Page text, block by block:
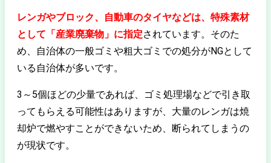
レンガやブロック、自動車のタイヤなどは、特殊素材
として「産業廃棄物」に指定されています。そのた
め、自治体の一般ゴミや粗大ゴミでの処分がNGとして
いる自治体が多いです。
3～5個ほどの少量であれば、ゴミ処理場などで引き取
ってもらえる可能性はありますが、大量のレンガは焼
却炉で燃やすことができないため、断られてしまうの
が現状です。